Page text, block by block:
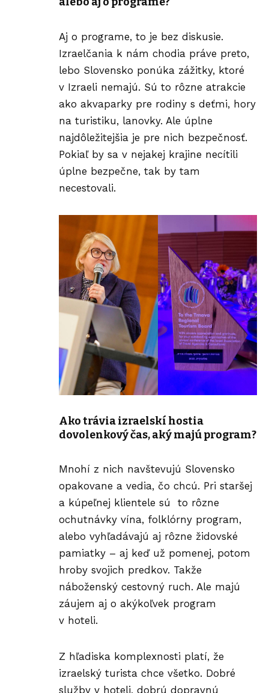
Aj o programe, to je bez diskusie.
Izraelčania k nám chodia práve preto,
lebo Slovensko ponúka zážitky, ktoré
v Izraeli nemajú. Sú to rôzne atrakcie
ako akvaparky pre rodiny s deťmi, hory
na turistiku, lanovky. Ale úplne
najdôležitejšia je pre nich bezpečnosť.
Pokiaľ by sa v nejakej krajine necítili
úplne bezpečne, tak by tam
necestovali.
Ako trávia izraelskí hostia
dovolenkový čas, aký majú program?
Mnohí z nich navštevujú Slovensko
opakovane a vedia, čo chcú. Pri staršej
a kúpeľnej klientele sú to rôzne
ochutnávky vína, folklórny program,
alebo vyhľadávajú aj rôzne židovské
pamiatky – aj keď už pomenej, potom
hroby svojich predkov. Takže
náboženský cestovný ruch. Ale majú
záujem aj o akýkoľvek program
v hoteli.
Z hľadiska komplexnosti platí, že
izraelský turista chce všetko. Dobré
služby v hoteli, dobrú dopravnú